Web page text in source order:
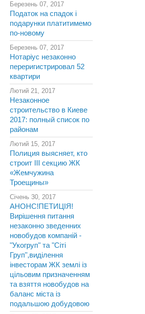
Березень 07, 2017
Податок на спадок і
подарунки платитимемо
по-новому
Березень 07, 2017
Нотаріус незаконно
переригистрировал 52
квартири
Лютий 21, 2017
Незаконное
строительство в Киеве
2017: полный список по
районам
Лютий 15, 2017
Полиция выясняет, кто
строит III секцию ЖК
«Жемчужина
Троещины»
Січень 30, 2017
АНОНС!ПЕТИЦІЯ!
Вирішення питання
незаконно зведенних
новобудов компаній -
"Укогруп" та "Сіті
Груп",виділення
інвесторам ЖК землі із
цільовим призначенням
та взяття новобудов на
баланс міста із
подальшою добудовою